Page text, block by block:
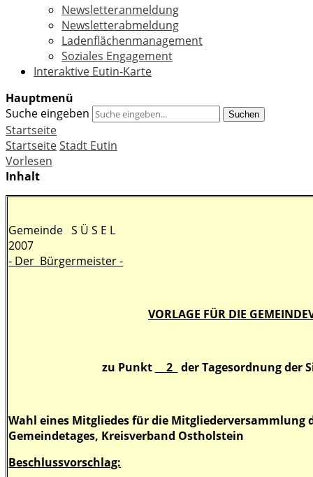
Newsletteranmeldung
Newsletterabmeldung
Ladenflächenmanagement
Soziales Engagement
Interaktive Eutin-Karte
Hauptmenü
Suche eingeben
Suchen
Startseite
StartseiteStadt Eutin
Vorlesen
Inhalt
Gemeinde S Ü S E L
2007
- Der Bürgermeister -
VORLAGE FÜR DIE
zu Punkt 2 der Tagesordnung der
Wahl eines Mitgliedes für die Mitgliederversammlung
Gemeindetages, Kreisverband Ostholstein
Beschlussvorschlag: